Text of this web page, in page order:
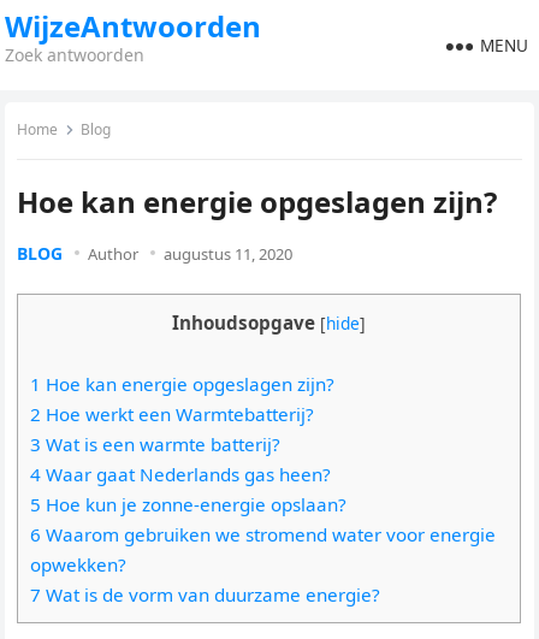
WijzeAntwoorden
Zoek antwoorden MENU
Home Blog
Hoe kan energie opgeslagen zijn?
BLOG Author augustus 11, 2020
Inhoudsopgave [hide]
1 Hoe kan energie opgeslagen zijn?
2 Hoe werkt een Warmtebatterij?
3 Wat is een warmte batterij?
4 Waar gaat Nederlands gas heen?
5 Hoe kun je zonne-energie opslaan?
6 Waarom gebruiken we stromend water voor energie
opwekken?
7 Wat is de vorm van duurzame energie?